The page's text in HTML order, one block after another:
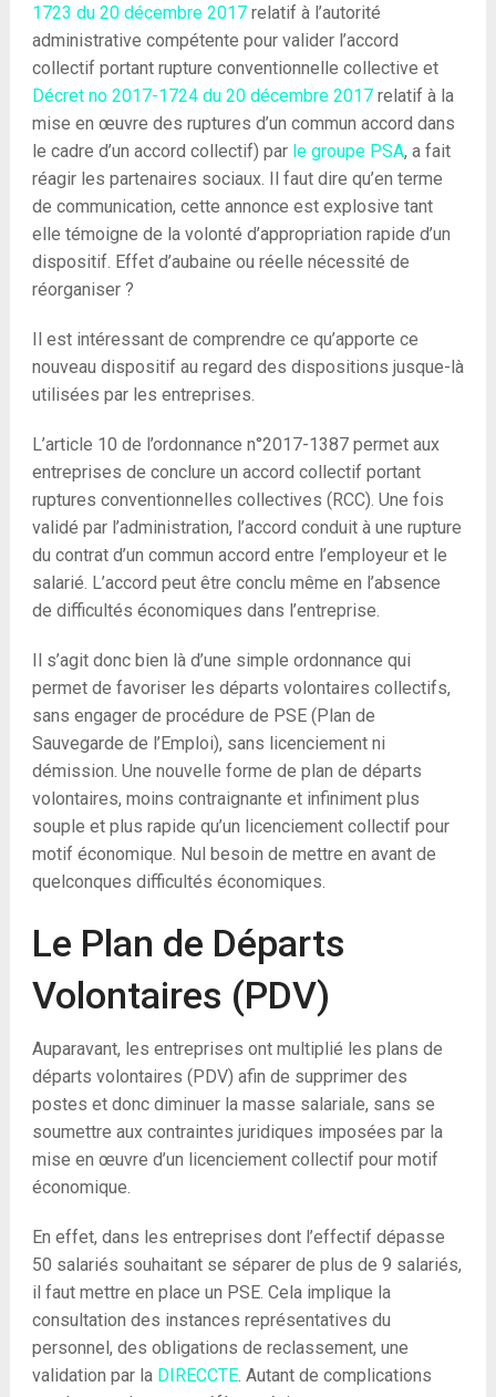
1723 du 20 décembre 2017relatif à l’autorité
administrative compétente pour valider l’accord
collectif portant rupture conventionnelle collective et
Décret no 2017-1724 du 20 décembre 2017relatif à la
mise en œuvre des ruptures d’un commun accord dans
le cadre d’un accord collectif) par le groupe PSA, a fait
réagir les partenaires sociaux. Il faut dire qu’en terme
de communication, cette annonce est explosive tant
elle témoigne de la volonté d’appropriation rapide d’un
dispositif. Effet d’aubaine ou réelle nécessité de
réorganiser ?
Il est intéressant de comprendre ce qu’apporte ce
nouveau dispositif au regard des dispositions jusque-là
utilisées par les entreprises.
L’article 10 de l’ordonnance n°2017-1387 permet aux
entreprises de conclure un accord collectif portant
ruptures conventionnelles collectives (RCC). Une fois
validé par l’administration, l’accord conduit à une rupture
du contrat d’un commun accord entre l’employeur et le
salarié. L’accord peut être conclu même en l’absence
de difficultés économiques dans l’entreprise.
Il s’agit donc bien là d’une simple ordonnance qui
permet de favoriser les départs volontaires collectifs,
sans engager de procédure de PSE (Plan de
Sauvegarde de l’Emploi), sans licenciement ni
démission. Une nouvelle forme de plan de départs
volontaires, moins contraignante et infiniment plus
souple et plus rapide qu’un licenciement collectif pour
motif économique. Nul besoin de mettre en avant de
quelconques difficultés économiques.
Le Plan de Départs
Volontaires (PDV)
Auparavant, les entreprises ont multiplié les plans de
départs volontaires (PDV) afin de supprimer des
postes et donc diminuer la masse salariale, sans se
soumettre aux contraintes juridiques imposées par la
mise en œuvre d’un licenciement collectif pour motif
économique.
En effet, dans les entreprises dont l’effectif dépasse
50 salariés souhaitant se séparer de plus de 9 salariés,
il faut mettre en place un PSE. Cela implique la
consultation des instances représentatives du
personnel, des obligations de reclassement, une
validation par la DIRECCTE. Autant de complications